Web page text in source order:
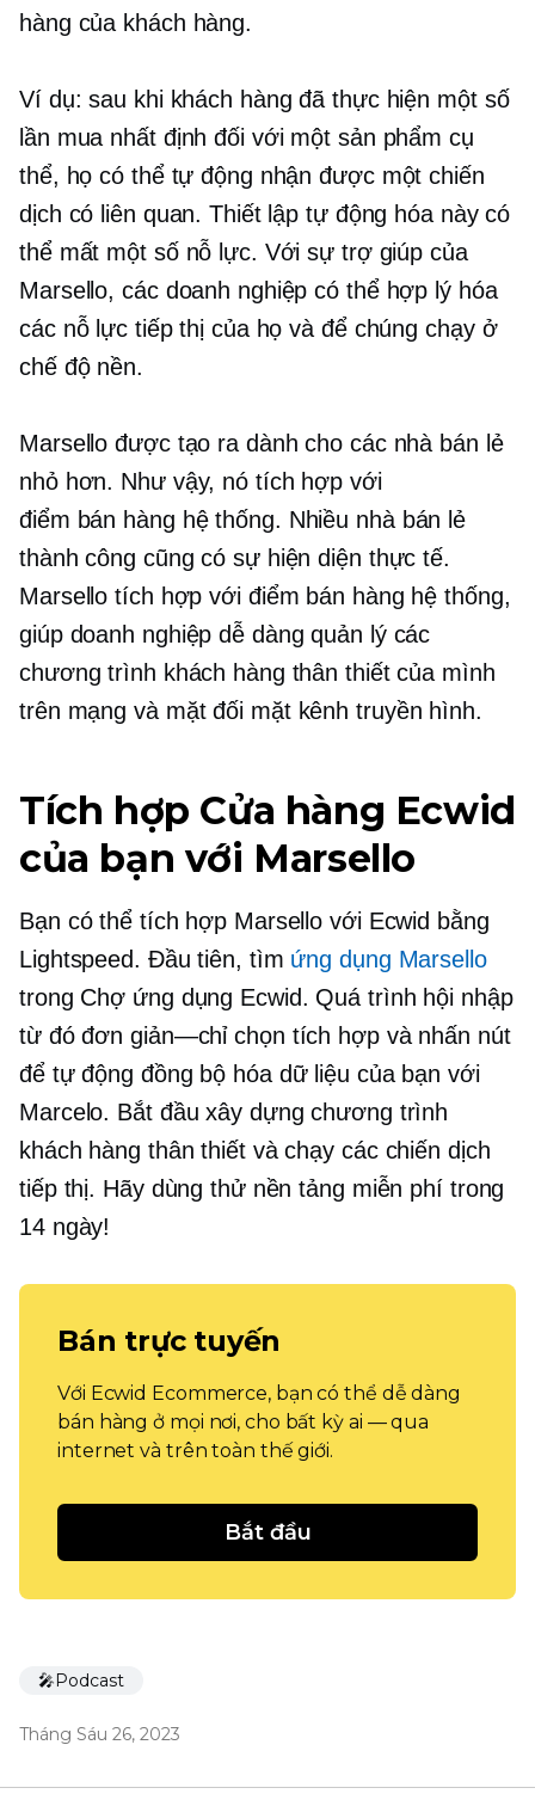
hàng của khách hàng.
Ví dụ: sau khi khách hàng đã thực hiện một số
lần mua nhất định đối với một sản phẩm cụ
thể, họ có thể tự động nhận được một chiến
dịch có liên quan. Thiết lập tự động hóa này có
thể mất một số nỗ lực. Với sự trợ giúp của
Marsello, các doanh nghiệp có thể hợp lý hóa
các nỗ lực tiếp thị của họ và để chúng chạy ở
chế độ nền.
Marsello được tạo ra dành cho các nhà bán lẻ
nhỏ hơn. Như vậy, nó tích hợp với
điểm bán hàng hệ thống. Nhiều nhà bán lẻ
thành công cũng có sự hiện diện thực tế.
Marsello tích hợp với điểm bán hàng hệ thống,
giúp doanh nghiệp dễ dàng quản lý các
chương trình khách hàng thân thiết của mình
trên mạng và mặt đối mặtkênh truyền hình.
Tích hợp Cửa hàng Ecwid
của bạn với Marsello
Bạn có thể tích hợp Marsello với Ecwid bằng
Lightspeed. Đầu tiên, tìm ứng dụng Marsello
trong Chợ ứng dụng Ecwid. Quá trình hội nhập
từ đóđơn giản—chỉchọn tích hợp và nhấn nút
để tự động đồng bộ hóa dữ liệu của bạn với
Marcelo. Bắt đầu xây dựng chương trình
khách hàng thân thiết và chạy các chiến dịch
tiếp thị. Hãy dùng thử nền tảng miễn phí trong
14 ngày!
Bán trực tuyến
Với Ecwid Ecommerce, bạn có thể dễ dàng
bán hàng ở mọi nơi, cho bất kỳ ai — qua
internet và trên toàn thế giới.
Bắt đầu
🎤Podcast
Tháng Sáu 26, 2023